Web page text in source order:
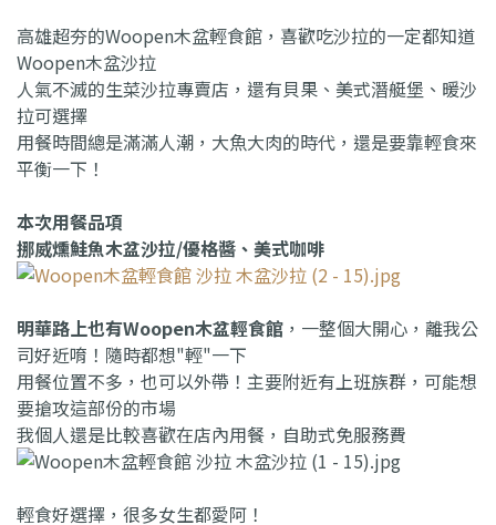
高雄超夯的Woopen木盆輕食館，喜歡吃沙拉的一定都知道
Woopen木盆沙拉
人氣不滅的生菜沙拉專賣店，還有貝果、美式潛艇堡、暖沙
拉可選擇
用餐時間總是滿滿人潮，大魚大肉的時代，還是要靠輕食來
平衡一下！
本次用餐品項
挪威燻鮭魚木盆沙拉/優格醬、美式咖啡
明華路上也有Woopen木盆輕食館 ，一整個大開心，離我公
司好近唷！隨時都想"輕"一下
用餐位置不多，也可以外帶！主要附近有上班族群，可能想
要搶攻這部份的市場
我個人還是比較喜歡在店內用餐，自助式免服務費
輕食好選擇，很多女生都愛阿！